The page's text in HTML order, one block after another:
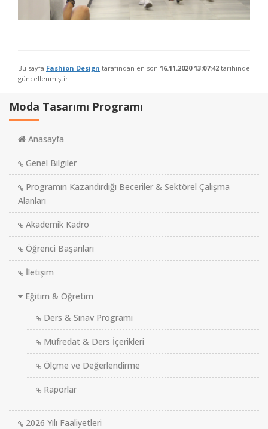
Bu sayfa Fashion Design tarafından en son 16.11.2020 13:07:42 tarihinde
güncellenmiştir.
Moda Tasarımı Programı
Anasayfa
Genel Bilgiler
Programın Kazandırdığı Beceriler & Sektörel Çalışma
Alanları
Akademik Kadro
Öğrenci Başarıları
İletişim
Eğitim & Öğretim
Ders & Sınav Programı
Müfredat & Ders İçerikleri
Ölçme ve Değerlendirme
Raporlar
2026 Yılı Faaliyetleri